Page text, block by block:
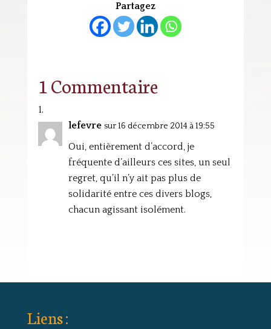
Partagez
1 Commentaire
lefevre sur 16 décembre 2014 à 19:55
Oui, entièrement d’accord, je
fréquente d’ailleurs ces sites, un seul
regret, qu’il n’y ait pas plus de
solidarité entre ces divers blogs,
chacun agissant isolément.
Liens :